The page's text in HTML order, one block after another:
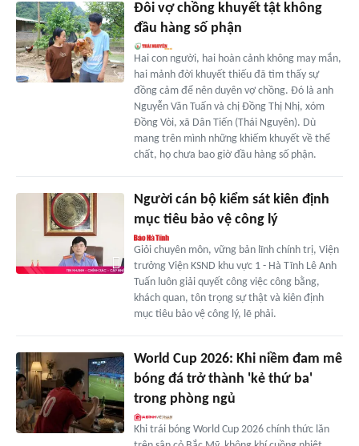
Đôi vợ chồng khuyết tật không
đầu hàng số phận
Hai con người, hai hoàn cảnh không may mắn,
hai mảnh đời khuyết thiếu đã tìm thấy sự
đồng cảm để nên duyên vợ chồng. Đó là anh
Nguyễn Văn Tuấn và chị Đồng Thị Nhị, xóm
Đồng Vòi, xã Dân Tiến (Thái Nguyên). Dù
mang trên mình những khiếm khuyết về thể
chất, họ chưa bao giờ đầu hàng số phận.
Người cán bộ kiểm sát kiên định
mục tiêu bảo vệ công lý
Giỏi chuyên môn, vững bản lĩnh chính trị, Viện
trưởng Viện KSND khu vực 1 - Hà Tĩnh Lê Anh
Tuấn luôn giải quyết công việc công bằng,
khách quan, tôn trọng sự thật và kiên định
mục tiêu bảo vệ công lý, lẽ phải.
World Cup 2026: Khi niềm đam mê
bóng đá trở thành 'kẻ thứ ba'
trong phòng ngủ
Khi trái bóng World Cup 2026 chính thức lăn